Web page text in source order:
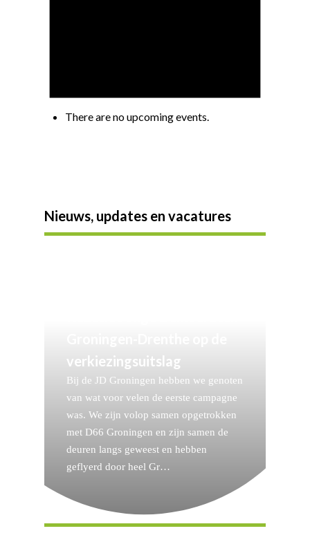
There are no upcoming events.
Nieuws, updates en vacatures
verkiezingsuitslag
Bij de JD Groningen hebben we genoten
van wat voor velen de eerste campagne
was. We zijn volop samen opgetrokken
met D66 Groningen en zijn samen de
deuren langs geweest en hebben
geflyerd door heel Gr…